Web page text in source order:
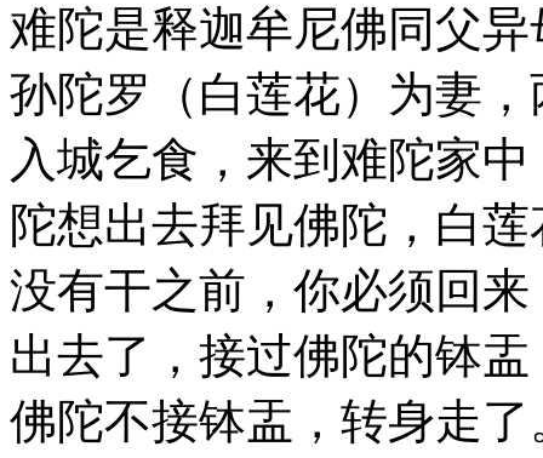
难陀是释迦牟尼佛同父
孙陀罗（白莲花）为妻
入城乞食，来到难陀家
陀想出去拜见佛陀，白
没有干之前，你必须回
出去了，接过佛陀的钵
佛陀不接钵盂，转身走